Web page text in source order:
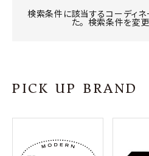
プライバシーポリシー
特定商取引法について
検索条件に該当するコーディネ
た。 検索条件を変更
PICK UP BRAND